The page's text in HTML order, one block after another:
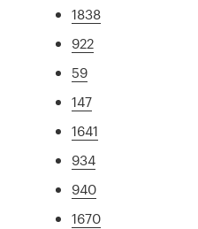
1838
922
59
147
1641
934
940
1670